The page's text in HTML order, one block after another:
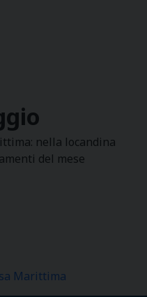
nella locandina
del mese
Marittima